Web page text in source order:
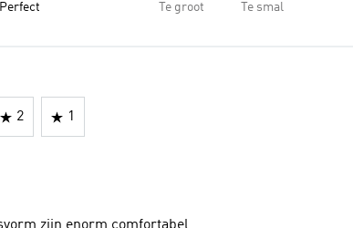
Perfect Te groot Te smal
2 1